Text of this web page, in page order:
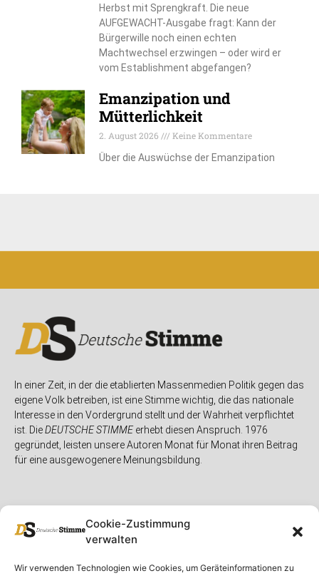
Cookie-Zustimmung
verwalten
Wir verwenden Technologien wie Cookies, um Geräteinformationen zu
Herbst mit Sprengkraft. Die neue
AUFGEWACHT-Ausgabe fragt: Kann der
Bürgerwille noch einen echten
Machtwechsel erzwingen – oder wird er
vom Establishment abgefangen?
Emanzipation und
Mütterlichkeit
2. August 2026
Keine Kommentare
Über die Auswüchse der Emanzipation
In einer Zeit, in der die etablierten Massenmedien Politik gegen das
eigene Volk betreiben, ist eine Stimme wichtig, die das nationale
Interesse in den Vordergrund stellt und der Wahrheit verpflichtet
ist. DieDEUTSCHE STIMMEerhebt diesen Anspruch. 1976
gegründet, leisten unsere Autoren Monat für Monat ihren Beitrag
für eine ausgewogenere Meinungsbildung.
Unser MagazinRubriken Rechtliches